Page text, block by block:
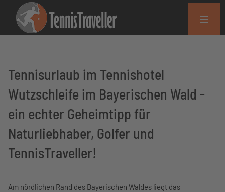
Tennisurlaub im Tennishotel
Wutzschleife im Bayerischen Wald -
ein echter Geheimtipp für
Naturliebhaber, Golfer und
TennisTraveller!
Am nördlichen Rand des Bayerischen Waldes liegt das